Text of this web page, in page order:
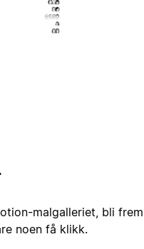
malgalleriet, bli
noen få klikk.